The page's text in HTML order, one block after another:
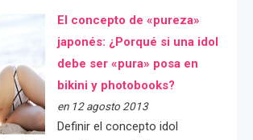
El concepto de «pureza»
japonés: ¿Porqué si una idol
debe ser «pura» posa en
bikini y photobooks?
en 12 agosto 2013
Definir el concepto idol